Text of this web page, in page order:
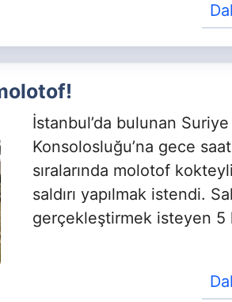
İstanbul’da bulunan Suriye
Konsolosluğu’na gece
sıralarında molotof
saldırı yapılmak istendi.
gerçekleştirmek isteyen